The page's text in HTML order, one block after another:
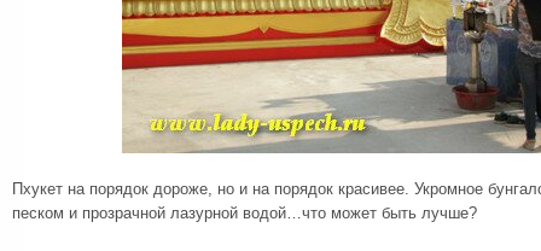
Пхукет на порядок дороже, но и на порядок красивее. Укромное
песком и прозрачной лазурной водой…что может быть лучше?